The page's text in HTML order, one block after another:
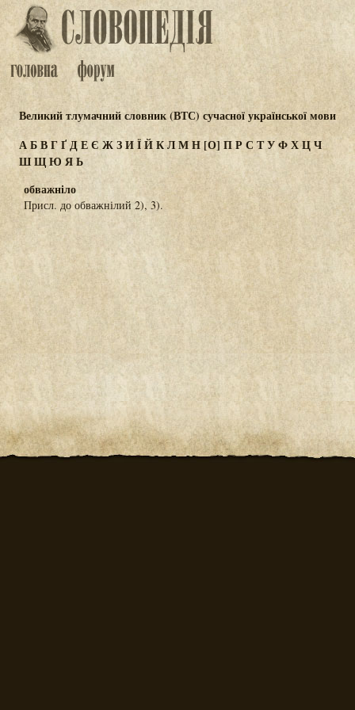
Великий тлумачний словник (ВТС) сучасної української мови
АБВГҐДЕЄ ЖЗИЇЙКЛМН[О] ПР СТУФХЦЧ
ШЩЮЯЬ
обважніло
Присл. до обважнілий 2), 3).